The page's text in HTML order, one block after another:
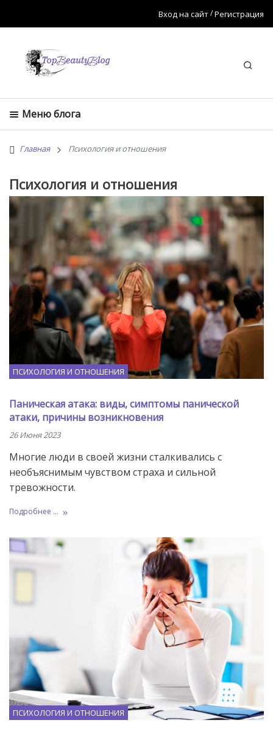
Вход на сайт Регистрация
Меню блога
Главная Психология и отношения
Психология и отношения
ПСИХОЛОГИЯ И ОТНОШЕНИЯ
Паническая атака: виды, симптомы панической
атаки, причины возникновения
26 Июня 2023
Многие люди в своей жизни сталкивались с
необъяснимым чувством страха и сильной
тревожности.
Подробнее ...
ПСИХОЛОГИЯ И ОТНОШЕНИЯ